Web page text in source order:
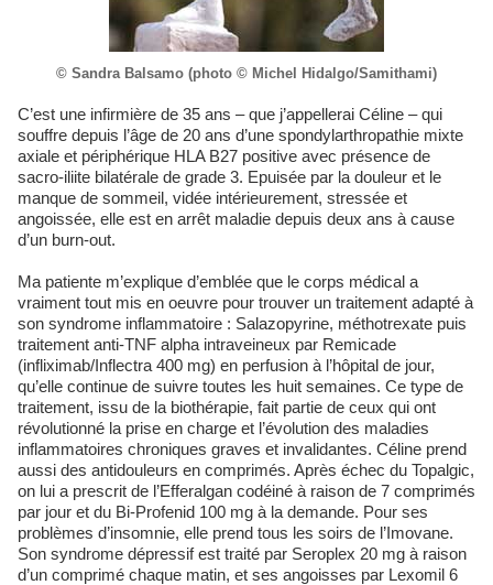
© Sandra Balsamo (photo © Michel Hidalgo/Samithami)
C’est une infirmière de 35 ans – que j’appellerai Céline – qui
souffre depuis l’âge de 20 ans d’une spondylarthropathie mixte
axiale et périphérique HLA B27 positive avec présence de
sacro-iliite bilatérale de grade 3. Epuisée par la douleur et le
manque de sommeil, vidée intérieurement, stressée et
angoissée, elle est en arrêt maladie depuis deux ans à cause
d’un burn-out.
Ma patiente m’explique d’emblée que le corps médical a
vraiment tout mis en oeuvre pour trouver un traitement adapté à
son syndrome inflammatoire : Salazopyrine, méthotrexate puis
traitement anti-TNF alpha intraveineux par Remicade
(infliximab/Inflectra 400 mg) en perfusion à l’hôpital de jour,
qu’elle continue de suivre toutes les huit semaines. Ce type de
traitement, issu de la biothérapie, fait partie de ceux qui ont
révolutionné la prise en charge et l’évolution des maladies
inflammatoires chroniques graves et invalidantes. Céline prend
aussi des antidouleurs en comprimés. Après échec du Topalgic,
on lui a prescrit de l’Efferalgan codéiné à raison de 7 comprimés
par jour et du Bi-Profenid 100 mg à la demande. Pour ses
problèmes d’insomnie, elle prend tous les soirs de l’Imovane.
Son syndrome dépressif est traité par Seroplex 20 mg à raison
d’un comprimé chaque matin, et ses angoisses par Lexomil 6